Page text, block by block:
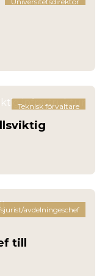
Teknisk förvaltare
avdelningeschef
till